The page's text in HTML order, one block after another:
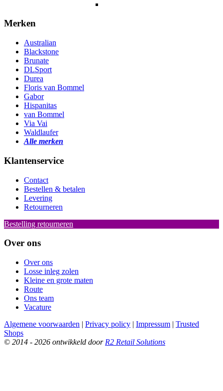
Merken
Australian
Blackstone
Brunate
DLSport
Durea
Floris van Bommel
Gabor
Hispanitas
van Bommel
Via Vai
Waldlaufer
Alle merken
Klantenservice
Contact
Bestellen & betalen
Levering
Retourneren
Bestelling retourneren
Over ons
Over ons
Losse inleg zolen
Kleine en grote maten
Route
Ons team
Vacature
Algemene voorwaarden | Privacy policy | Impressum | Trusted
Shops
© 2014 - 2026 ontwikkeld door R2 Retail Solutions